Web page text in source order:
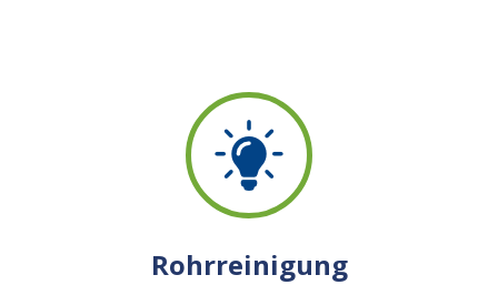
Rohrreinigung